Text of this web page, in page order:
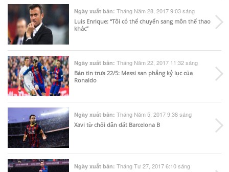
Ngày xuất bản: Tháng Năm 28, 2017 9:03 sáng
Luis Enrique: “Tôi có thể chuyển sang môn thể thao
khác”
Ngày xuất bản: Tháng Năm 22, 2017 11:32 sáng
Bản tin trưa 22/5: Messi san phẳng kỷ lục của
Ronaldo
Ngày xuất bản: Tháng Năm 5, 2017 9:38 sáng
Xavi từ chối dẫn dắt Barcelona B
Ngày xuất bản: Tháng Tư 27, 2017 6:10 sáng